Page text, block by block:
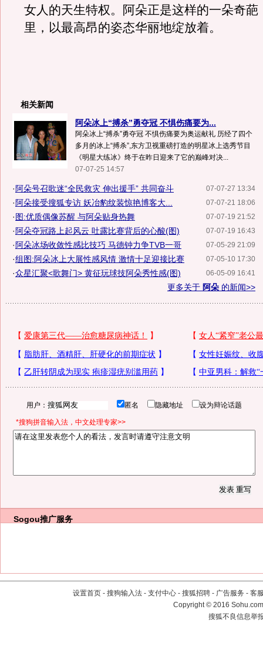
女人的天生特权。阿朵正是这样的一朵奇葩
里，以最高昂的姿态华丽地绽放着。
相关新闻
阿朵冰上“搏杀”勇夺冠 不惧伤痛要为...
阿朵冰上“搏杀”勇夺冠 不惧伤痛要为奥运献礼 历经了四个
多月的冰上“搏杀”,东方卫视重磅打造的明星冰上选秀节目
《明星大练冰》终于在昨日迎来了它的巅峰对决...
07-07-25 14:57
07-07-27 13:34
· 阿朵号召歌迷“全民救灾 伸出援手” 共同奋斗
07-07-21 18:06
· 阿朵接受搜狐专访 妖冶豹纹装惊艳博客大...
07-07-19 21:52
·图:优质偶像苏醒 与阿朵贴身热舞
07-07-19 16:43
· 阿朵夺冠路上起风云 吐露比赛背后的心酸(图)
07-05-29 21:09
· 阿朵冰场收敛性感比技巧 马德钟力争TVB一哥
07-05-10 17:30
·组图:阿朵冰上大展性感风情 激情十足迎接比赛
06-05-09 16:41
·众星汇聚<歌舞门> 黄征玩球技阿朵秀性感(图)
更多关于 阿朵 的新闻>>
用户： 匿名 隐藏地址 设为辩论话题
*搜狗拼音输入法，中文处理专家>>
Sogou推广服务
设置首页 - 搜狗输入法 - 支付中心 - 搜狐招聘 - 广告服务 - 客
Copyright©2016
搜狐不良信息举